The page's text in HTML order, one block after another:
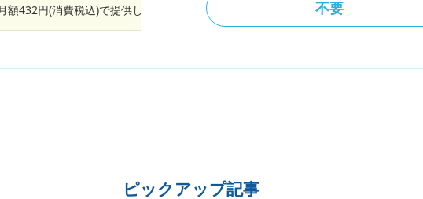
不要
りました。それ以降はあまり気
るような状態でした。 サイト
る状態から 自然治癒することは
432円(消費税込)で提供しております。有料会員登録で月に何度でも相談可能です。
ピックアップ記事